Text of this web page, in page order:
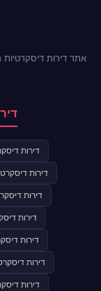
אתר דירות
דירות
דירות
דירות
דירות
דירות
דירות
דירות